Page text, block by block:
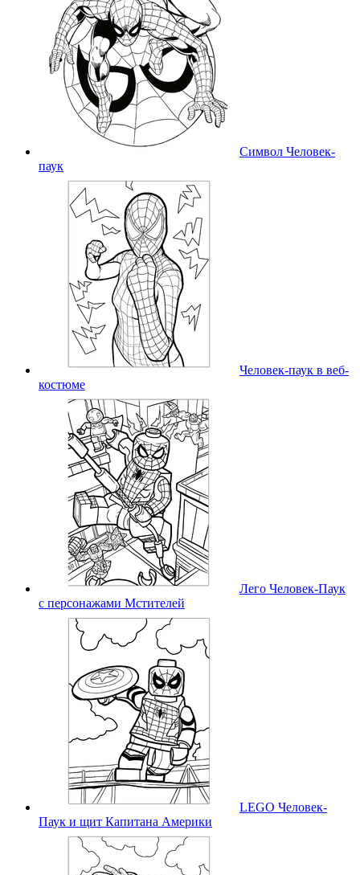
Символ Человек-
паук
Человек-паук в веб-
костюме
Лего Человек-Паук
с персонажами Мстителей
LEGO Человек-
Паук и щит Капитана Америки